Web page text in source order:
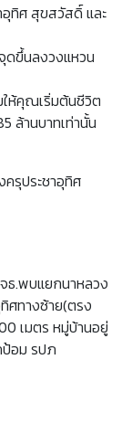
อุทิศ สุขสวัสดิ์ และ
ดขึ้นลงวงแหวน
ห้คุณเริ่มต้นชีวิต
ล้านบาทเท่านั้น
รุประชาอุทิศ
ธ.พบแยกนาหลวง
ศทางซ้าย(ตรง
เมตร หมู่บ้านอยู่
ป้อม รปภ